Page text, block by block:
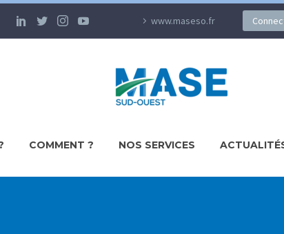
www.maseso.fr
COMMENT ? NOS SERVICES